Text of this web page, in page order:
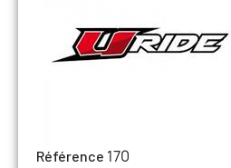
Référence 170